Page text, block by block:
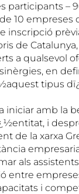
participants –
10 empreses
inscripció
de
a qualsevol
en
tipus
iniciar amb la
i
de la xarxa
als
entre
i